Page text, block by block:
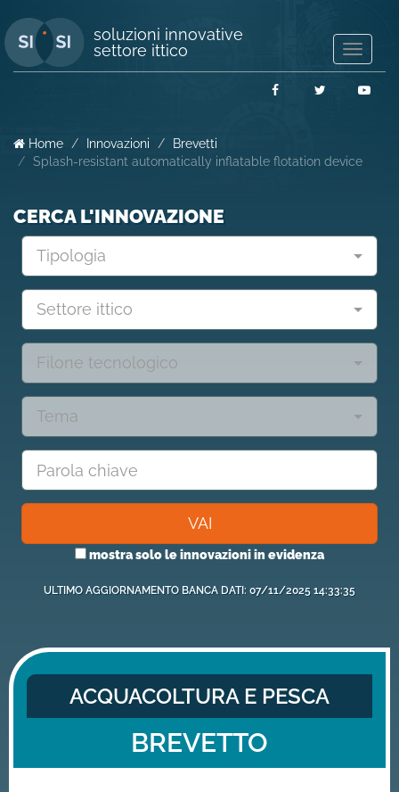
soluzioni innovative
settore ittico
FacebookTwitter
Home Innovazioni
Brevetti
Splash-resistant automatically inflatable flotation device
CERCA L'INNOVAZIONE
Tipologia
Settore ittico
Filone tecnologico
Tema
VAI
mostra solo le innovazioni in evidenza
ULTIMO AGGIORNAMENTO BANCA DATI: 07/11/2025 14:33:35
ACQUACOLTURA E PESCA
BREVETTO